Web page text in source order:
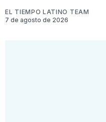
EL TIEMPO LATINO TEAM
7 de agosto de 2026